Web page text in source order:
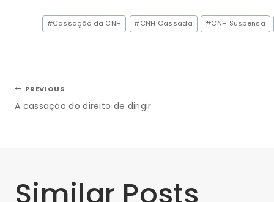
#Cassação da CNH #CNH Cassada #CNH Suspensa
PREVIOUS
A cassação do direito de dirigir
Similar Posts